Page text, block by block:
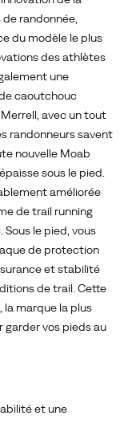
randonnée,
du modèle le plus
des athlètes
une
caoutchouc
avec un tout
randonneurs savent
nouvelle Moab
sous le pied.
améliorée
de trail running
Sous le pied, vous
de protection
et stabilité
de trail. Cette
la marque la plus
vos pieds au
et une